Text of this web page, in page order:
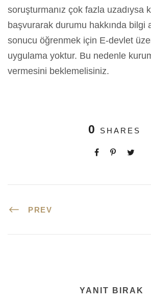
soruşturmanız çok fazla uzadıysa
başvurarak durumu hakkında bilgi
sonucu öğrenmek için E-devlet
uygulama yoktur. Bu nedenle
vermesini beklemelisiniz.
0 SHARES
PREV
YANIT BIRAK